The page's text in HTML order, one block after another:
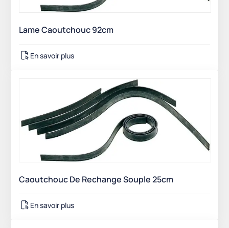
Lame Caoutchouc 92cm
En savoir plus
Caoutchouc De Rechange Souple 25cm
En savoir plus